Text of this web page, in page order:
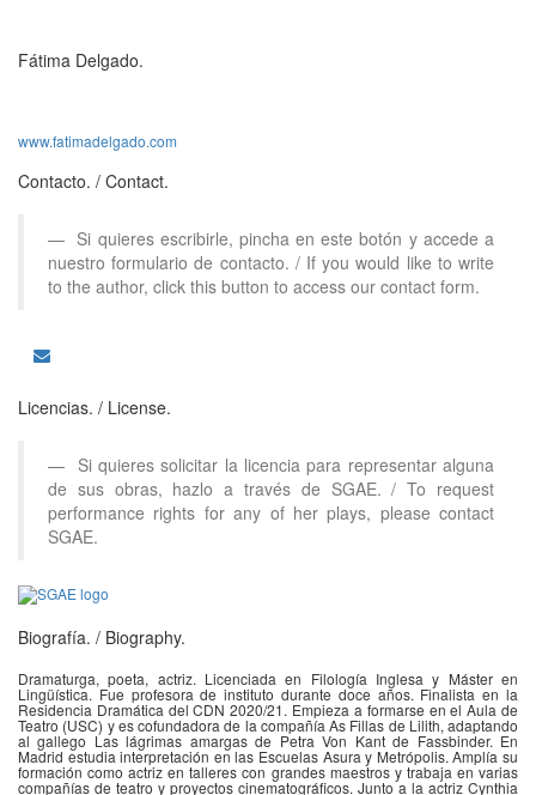
Fátima Delgado.
www.fatimadelgado.com
Contacto. / Contact.
Si quieres escribirle, pincha en este botón y accede a
nuestro formulario de contacto. / If you would like to write
to the author, click this button to access our contact form.
Licencias. / License.
Si quieres solicitar la licencia para representar alguna
de sus obras, hazlo a través de SGAE. / To request
performance rights for any of her plays, please contact
SGAE.
Biografía. / Biography.
Dramaturga, poeta, actriz. Licenciada en Filología Inglesa y Máster en
Lingüística. Fue profesora de instituto durante doce años. Finalista en la
Residencia Dramática del CDN 2020/21. Empieza a formarse en el Aula de
Teatro (USC) y es cofundadora de la compañía As Fillas de Lilith, adaptando
al gallego Las lágrimas amargas de Petra Von Kant de Fassbinder. En
Madrid estudia interpretación en las Escuelas Asura y Metrópolis. Amplía su
formación como actriz en talleres con grandes maestros y trabaja en varias
compañías de teatro y proyectos cinematográficos. Junto a la actriz Cynthia